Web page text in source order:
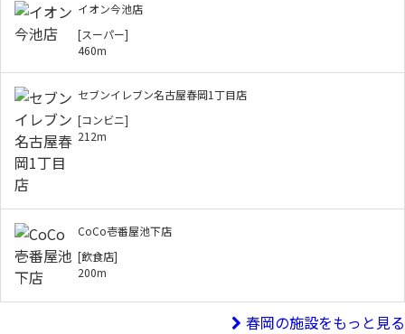
イオン今池店
[スーパー]
460m
セブンイレブン名古屋春岡1丁目店
[コンビニ]
212m
CoCo壱番屋池下店
[飲食店]
200m
春岡の施設をもっと見る